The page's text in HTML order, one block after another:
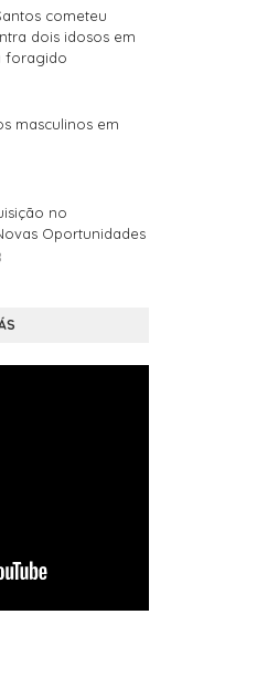
cometeu
dois idosos em
foragido
masculinos em
no
Oportunidades